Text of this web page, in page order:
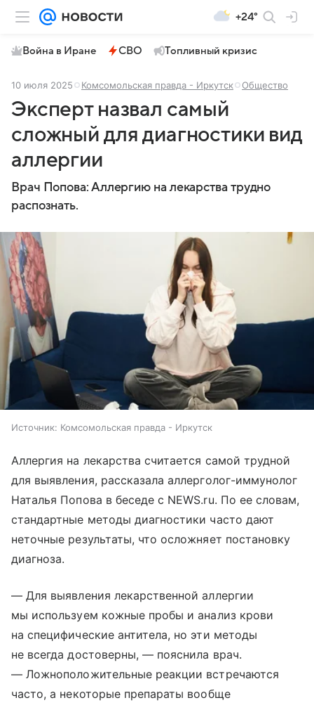
+24°
Война в Иране СВО Топливный кризис
10 июля 2025 Комсомольская правда - Иркутск Общество
Эксперт назвал самый
сложный для диагностики вид
аллергии
Врач Попова: Аллергию на лекарства трудно
распознать.
Источник: Комсомольская правда - Иркутск
Аллергия на лекарства считается самой трудной
для выявления, рассказала аллерголог-иммунолог
Наталья Попова в беседе с NEWS.ru. По ее словам,
стандартные методы диагностики часто дают
неточные результаты, что осложняет постановку
диагноза.
— Для выявления лекарственной аллергии
мы используем кожные пробы и анализ крови
на специфические антитела, но эти методы
не всегда достоверны, — пояснила врач.
— Ложноположительные реакции встречаются
часто, а некоторые препараты вообще